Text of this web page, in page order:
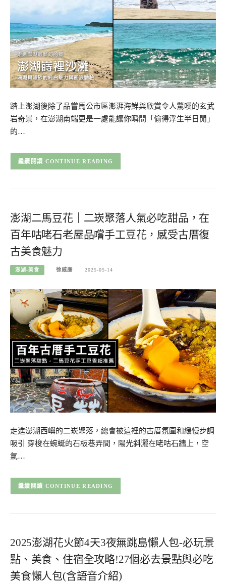
踏上澎湖後除了品嘗馬公市區澎湃海鮮與欣賞令人驚嘆的玄武
岩奇景，在澎湖南端更是一處能讓你瞬間「偷得浮生半日閒」
的…
CONTINUE READING
澎湖二馬豆花｜二崁聚落人氣必吃甜品，在
百年咕咾石老屋品嚐手工豆花，感受古厝復
古美食魅力
澎湖-美食 徐威廉 2025-05-14
走進澎湖西嶼的二崁聚落，總會被這裡的古厝氛圍和緩慢步調
吸引 穿梭在蜿蜒的石板巷弄間，陽光斜灑在咾咕石牆上，空
氣…
CONTINUE READING
2025澎湖花火節4天3夜無跳島懶人包-必玩景
點、美食、住宿全攻略!27個必去景點與必吃
美食懶人包(含語音介紹)